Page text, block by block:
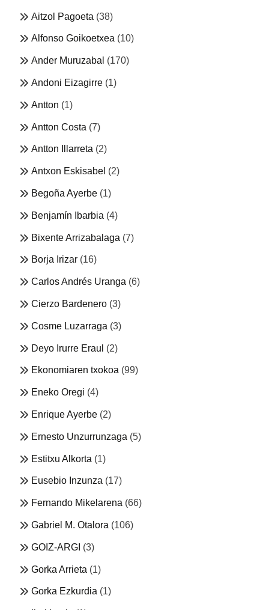
Aitzol Pagoeta (38)
Alfonso Goikoetxea (10)
Ander Muruzabal (170)
Andoni Eizagirre (1)
Antton (1)
Antton Costa (7)
Antton Illarreta (2)
Antxon Eskisabel (2)
Begoña Ayerbe (1)
Benjamín Ibarbia (4)
Bixente Arrizabalaga (7)
Borja Irizar (16)
Carlos Andrés Uranga (6)
Cierzo Bardenero (3)
Cosme Luzarraga (3)
Deyo Irurre Eraul (2)
Ekonomiaren txokoa (99)
Eneko Oregi (4)
Enrique Ayerbe (2)
Ernesto Unzurrunzaga (5)
Estitxu Alkorta (1)
Eusebio Inzunza (17)
Fernando Mikelarena (66)
Gabriel M. Otalora (106)
GOIZ-ARGI (3)
Gorka Arrieta (1)
Gorka Ezkurdia (1)